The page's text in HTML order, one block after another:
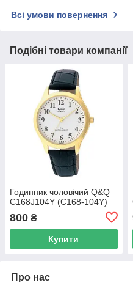
Всі умови повернення
Подібні товари компанії
Годинник чоловічий Q&Q
C168J104Y (C168-104Y)
800 ₴
Купити
Про нас